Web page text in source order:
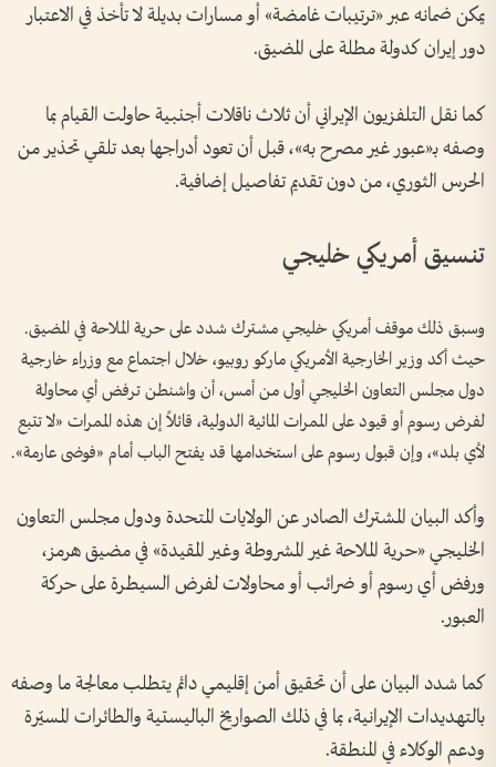
يمكن ضمانه عبر «ترتيبات غامضة» أو مسارات بديلة لا تأخذ في الاعتبار
دور إيران كدولة مطلة على المضيق.
كما نقل التلفزيون الإيراني أن ثلاث ناقلات أجنبية حاولت القيام بما
وصفه بـ«عبور غير مصرح به»، قبل أن تعود أدراجها بعد تلقي تحذير من
الحرس الثوري، من دون تقديم تفاصيل إضافية.
تنسيق أمريكي خليجي
وسبق ذلك موقف أمريكي خليجي مشترك شدد على حرية الملاحة في المضيق.
حيث أكد وزير الخارجية الأمريكي ماركو روبيو، خلال اجتماع مع وزراء خارجية
دول مجلس التعاون الخليجي أول من أمس، أن واشنطن ترفض أي محاولة
لفرض رسوم أو قيود على الممرات المائية الدولية، قائلاً إن هذه الممرات «لا تتبع
لأي بلد»، وإن قبول رسوم على استخدامها قد يفتح الباب أمام «فوضى عارمة».
وأكد البيان المشترك الصادر عن الولايات المتحدة ودول مجلس التعاون
الخليجي «حرية الملاحة غير المشروطة وغير المقيدة» في مضيق هرمز،
ورفض أي رسوم أو ضرائب أو محاولات لفرض السيطرة على حركة
العبور.
كما شدد البيان على أن تحقيق أمن إقليمي دائم يتطلب معالجة ما وصفه
بالتهديدات الإيرانية، بما في ذلك الصواريخ الباليستية والطائرات المسيّرة
ودعم الوكلاء في المنطقة.